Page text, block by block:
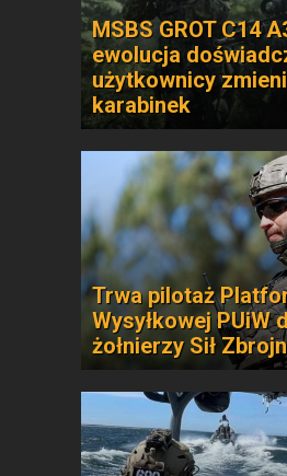
MSBS GROT C14
ewolucja
użytkownicy
karabinek
Trwa pilotaż
Wysyłkowej PUiW
żołnierzy Sił